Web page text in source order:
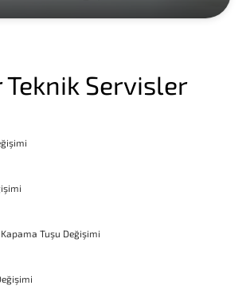
Teknik Servisler
Tuşu Değişimi